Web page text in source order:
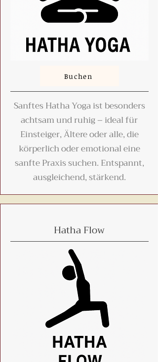
Buchen
Sanftes Hatha Yoga ist besonders
achtsam und ruhig – ideal für
Einsteiger, Ältere oder alle, die
körperlich oder emotional eine
sanfte Praxis suchen. Entspannt,
ausgleichend, stärkend.
Hatha Flow